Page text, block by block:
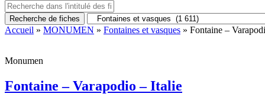
Recherche de fiches
Accueil » MONUMEN » Fontaines et vasques » Fontaine –
Monumen
Fontaine – Varapodio – Italie